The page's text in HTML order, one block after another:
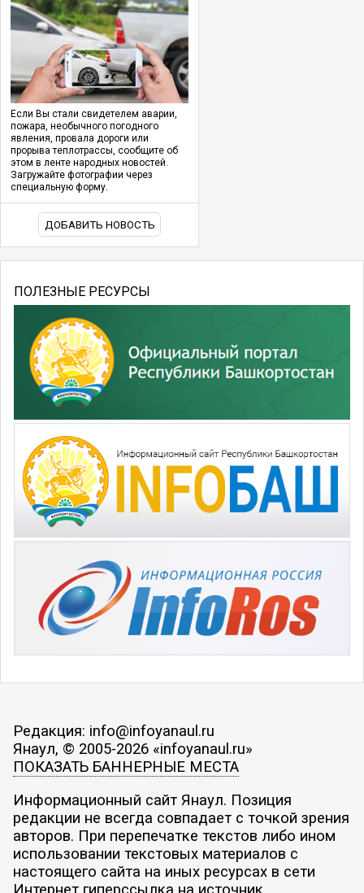
Если Вы стали свидетелем аварии,
пожара, необычного погодного
явления, провала дороги или
прорыва теплотрассы, сообщите об
этом в ленте народных новостей.
Загружайте фотографии через
специальную форму.
ДОБАВИТЬ НОВОСТЬ
ПОЛЕЗНЫЕ РЕСУРСЫ
Редакция: info@infoyanaul.ru
Янаул, © 2005-2026 «infoyanaul.ru»
ПОКАЗАТЬ БАННЕРНЫЕ МЕСТА
Информационный сайт Янаул. Позиция
редакции не всегда совпадает с точкой зрения
авторов. При перепечатке текстов либо ином
использовании текстовых материалов с
настоящего сайта на иных ресурсах в сети